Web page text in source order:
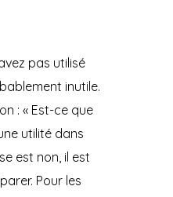
pas utilisé
inutile.
: « Est-ce que
utilité dans
est non, il est
Pour les